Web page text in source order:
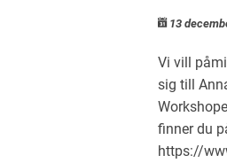
13
Vi vill
sig till
finner du
https://